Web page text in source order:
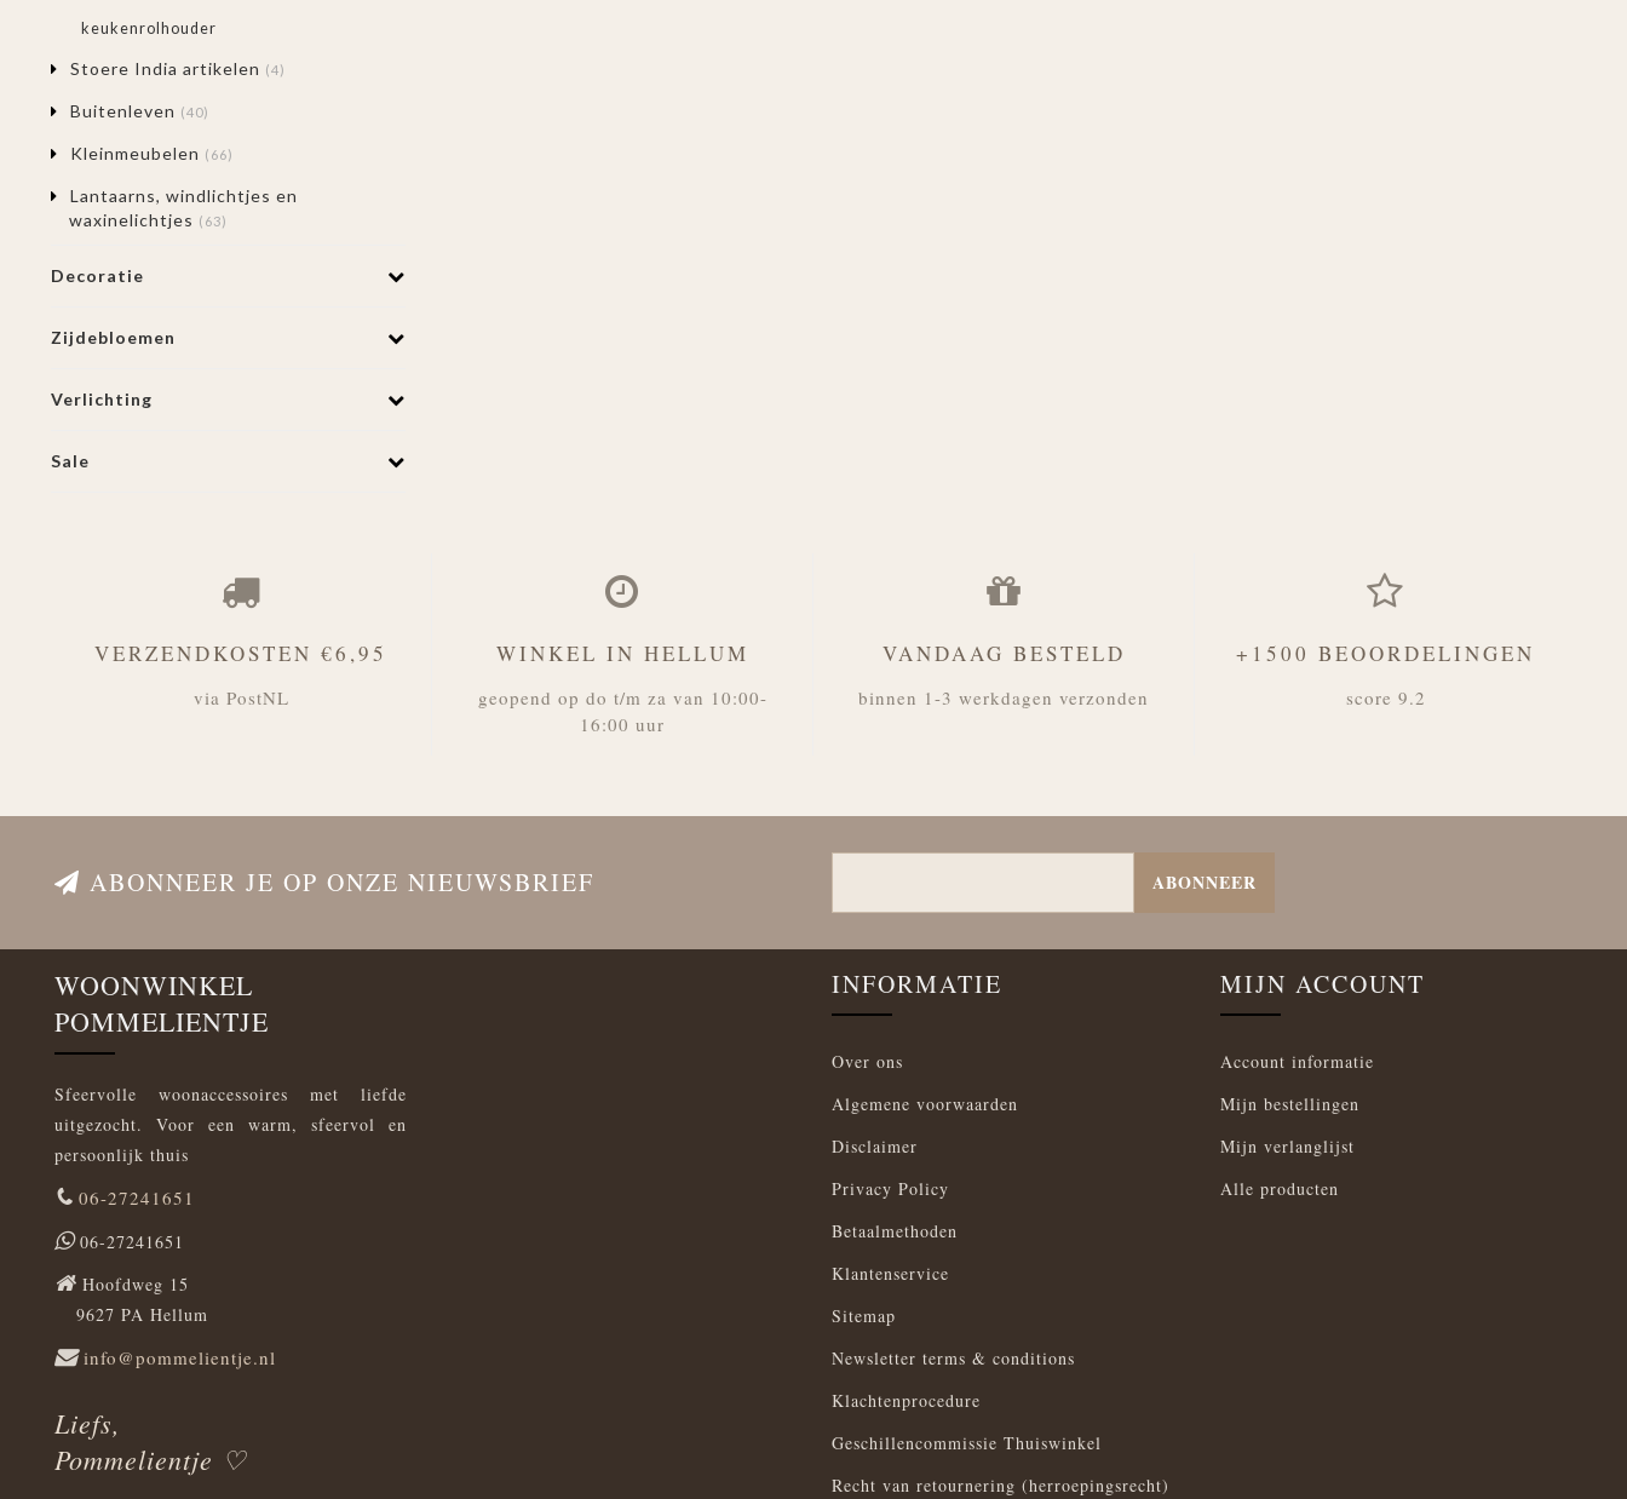
keukenrolhouder
Stoere India artikelen (4)
Buitenleven (40)
Kleinmeubelen (66)
Lantaarns, windlichtjes en
waxinelichtjes (63)
Decoratie
Zijdebloemen
Verlichting
Sale
VERZENDKOSTEN €6,95
via PostNL
WINKEL IN HELLUM
geopend op do t/m za van 10:00-
16:00 uur
VANDAAG BESTELD
binnen 1-3 werkdagen verzonden
+1500 BEOORDELINGEN
score 9.2
ABONNEER JE OP ONZE NIEUWSBRIEF ABONNEER
WOONWINKEL
POMMELIENTJE
Sfeervolle woonaccessoires met liefde
uitgezocht. Voor een warm, sfeervol en
persoonlijk thuis
06-27241651
06-27241651
Hoofdweg 15
9627 PA Hellum
info@pommelientje.nl
Liefs,
Pommelientje ♡
INFORMATIE
Over ons
Algemene voorwaarden
Disclaimer
Privacy Policy
Betaalmethoden
Klantenservice
Sitemap
Newsletter terms & conditions
Klachtenprocedure
Geschillencommissie Thuiswinkel
Recht van retournering (herroepingsrecht)
MIJN ACCOUNT
Account informatie
Mijn bestellingen
Mijn verlanglijst
Alle producten